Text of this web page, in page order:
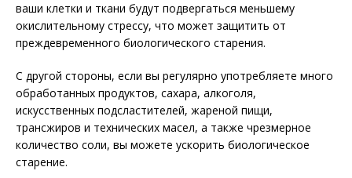
ваши клетки и ткани будут подвергаться меньшему
окислительному стрессу, что может защитить от
преждевременного биологического старения.
С другой стороны, если вы регулярно употребляете много
обработанных продуктов, сахара, алкоголя,
искусственных подсластителей, жареной пищи,
трансжиров и технических масел, а также чрезмерное
количество соли, вы можете ускорить биологическое
старение.